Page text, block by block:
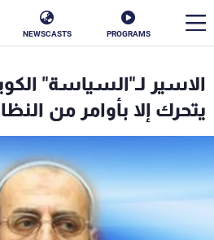
PROGRAMS
NEWSCASTS
الاسير لـ"السياسة"
يتحرك إلا بأوامر من
الأخبار
إقتصاد فن
منوعات